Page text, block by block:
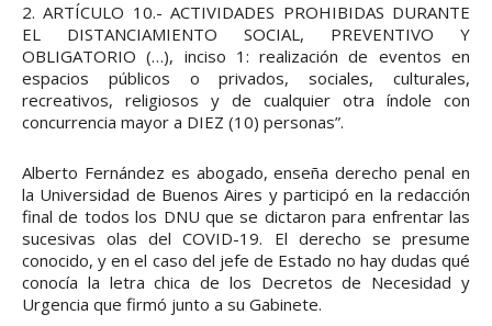
2. ARTÍCULO 10.- ACTIVIDADES PROHIBIDAS DURANTE
EL DISTANCIAMIENTO SOCIAL, PREVENTIVO Y
OBLIGATORIO (…), inciso 1: realización de eventos en
espacios públicos o privados, sociales, culturales,
recreativos, religiosos y de cualquier otra índole con
concurrencia mayor a DIEZ (10) personas”.
Alberto Fernández es abogado, enseña derecho penal en
la Universidad de Buenos Aires y participó en la redacción
final de todos los DNU que se dictaron para enfrentar las
sucesivas olas del COVID-19. El derecho se presume
conocido, y en el caso del jefe de Estado no hay dudas qué
conocía la letra chica de los Decretos de Necesidad y
Urgencia que firmó junto a su Gabinete.